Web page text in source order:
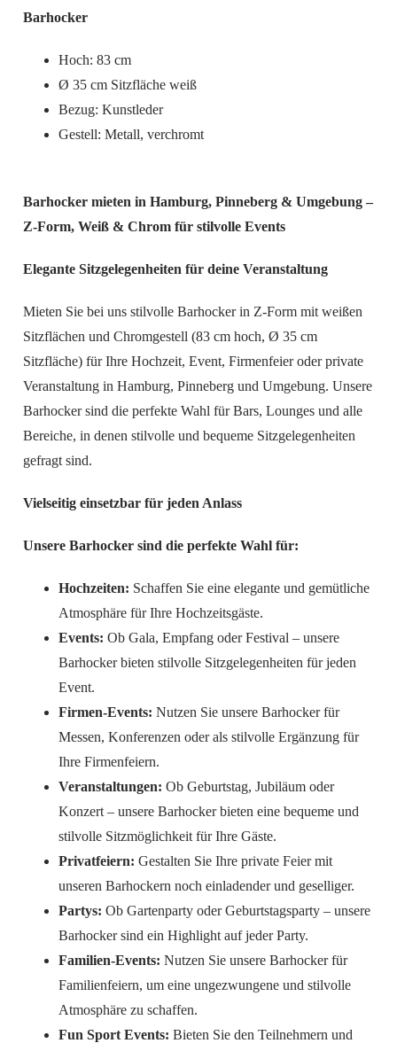
Barhocker
Hoch: 83 cm
Ø 35 cm Sitzfläche weiß
Bezug: Kunstleder
Gestell: Metall, verchromt
Barhocker mieten in Hamburg, Pinneberg & Umgebung –
Z-Form, Weiß & Chrom für stilvolle Events
Elegante Sitzgelegenheiten für deine Veranstaltung
Mieten Sie bei uns stilvolle Barhocker in Z-Form mit weißen
Sitzflächen und Chromgestell (83 cm hoch, Ø 35 cm
Sitzfläche) für Ihre Hochzeit, Event, Firmenfeier oder private
Veranstaltung in Hamburg, Pinneberg und Umgebung. Unsere
Barhocker sind die perfekte Wahl für Bars, Lounges und alle
Bereiche, in denen stilvolle und bequeme Sitzgelegenheiten
gefragt sind.
Vielseitig einsetzbar für jeden Anlass
Unsere Barhocker sind die perfekte Wahl für:
Hochzeiten: Schaffen Sie eine elegante und gemütliche
Atmosphäre für Ihre Hochzeitsgäste.
Events: Ob Gala, Empfang oder Festival – unsere
Barhocker bieten stilvolle Sitzgelegenheiten für jeden
Event.
Firmen-Events: Nutzen Sie unsere Barhocker für
Messen, Konferenzen oder als stilvolle Ergänzung für
Ihre Firmenfeiern.
Veranstaltungen: Ob Geburtstag, Jubiläum oder
Konzert – unsere Barhocker bieten eine bequeme und
stilvolle Sitzmöglichkeit für Ihre Gäste.
Privatfeiern: Gestalten Sie Ihre private Feier mit
unseren Barhockern noch einladender und geselliger.
Partys: Ob Gartenparty oder Geburtstagsparty – unsere
Barhocker sind ein Highlight auf jeder Party.
Familien-Events: Nutzen Sie unsere Barhocker für
Familienfeiern, um eine ungezwungene und stilvolle
Atmosphäre zu schaffen.
Fun Sport Events: Bieten Sie den Teilnehmern und